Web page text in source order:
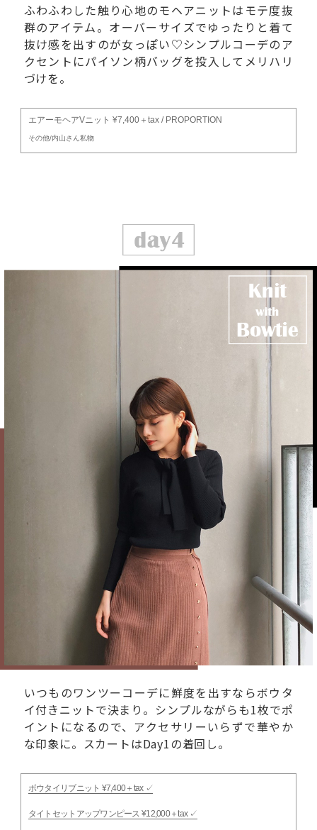
ふわふわした触り心地のモヘアニットはモテ度抜
群のアイテム。オーバーサイズでゆったりと着て
抜け感を出すのが女っぽい♡シンプルコーデのア
クセントにパイソン柄バッグを投入してメリハリ
づけを。
エアーモヘアVニット ¥7,400＋tax / PROPORTION
その他/内山さん私物
いつものワンツーコーデに鮮度を出すならボウタ
イ付きニットで決まり。シンプルながらも1枚でポ
イントになるので、アクセサリーいらずで華やか
な印象に。スカートはDay1の着回し。
ボウタイリブニット ¥7,400＋tax ✓
タイトセットアップワンピース ¥12,000＋tax ✓